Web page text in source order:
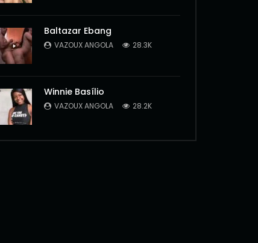
Baltazar Ebang
VAZOUX ANGOLA 28.3K
Winnie Basílio
VAZOUX ANGOLA 28.2K